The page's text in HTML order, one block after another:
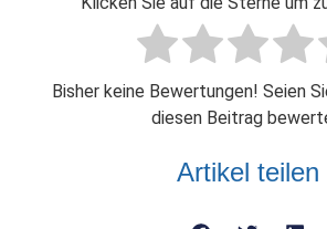
Bisher keine Bewertungen! Seien
diesen Beitrag
Artikel teilen